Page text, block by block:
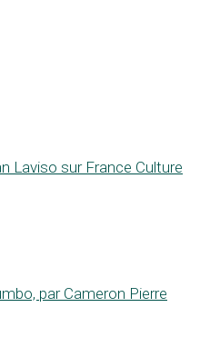
Laviso sur France Culture
par Cameron Pierre